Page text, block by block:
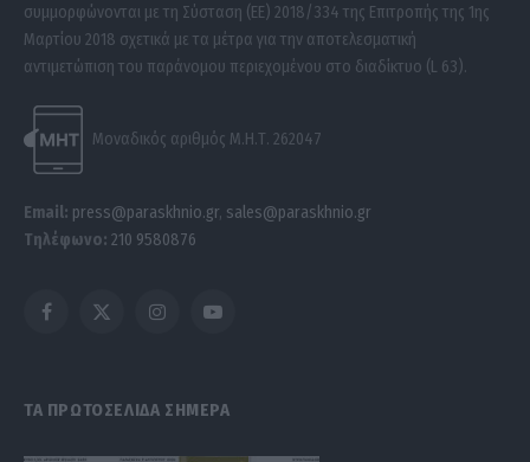
συμμορφώνονται με τη Σύσταση (ΕΕ) 2018/334 της Επιτροπής της 1ης
Μαρτίου 2018 σχετικά με τα μέτρα για την αποτελεσματική
αντιμετώπιση του παράνομου περιεχομένου στο διαδίκτυο (L 63).
Μοναδικός αριθμός Μ.Η.Τ. 262047
Email: press@paraskhnio.gr, sales@paraskhnio.gr
Τηλέφωνο: 210 9580876
Facebook
X
InstagramYouTube
ΤΑ ΠΡΩΤΟΣΕΛΙΔΑ ΣΗΜΕΡΑ